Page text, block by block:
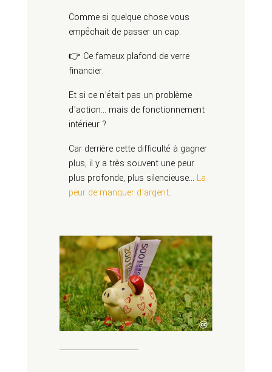
Comme si quelque chose vous
empêchait de passer un cap.
👉 Ce fameux plafond de verre
financier.
Et si ce n’était pas un problème
d’action… mais de fonctionnement
intérieur ?
Car derrière cette difficulté à gagner
plus, il y a très souvent une peur
plus profonde, plus silencieuse… La
peur de manquer d’argent.